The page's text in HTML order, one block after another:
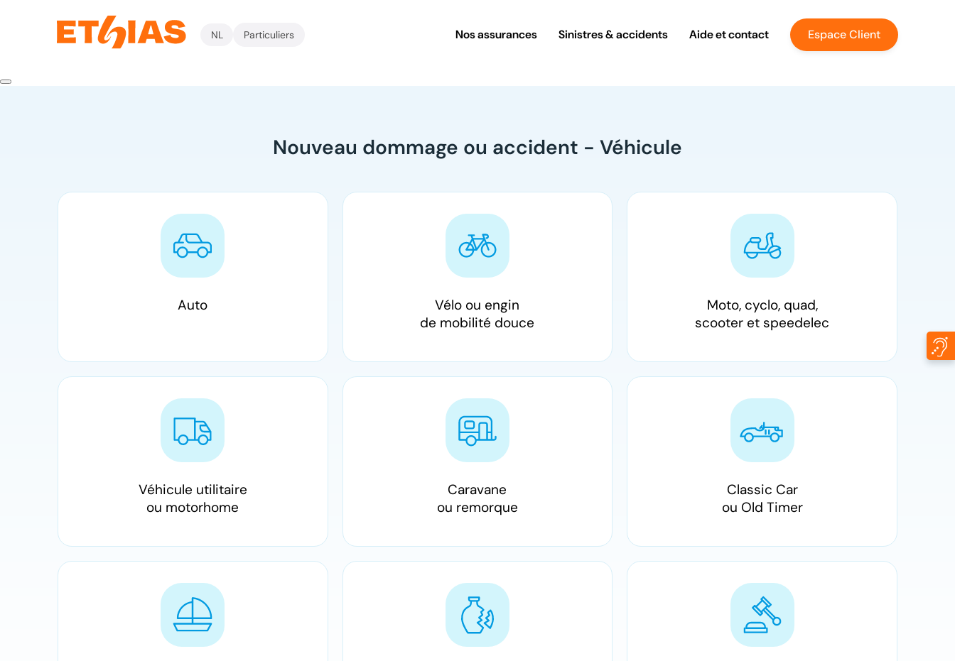
NL Particuliers Nos assurances Sinistres & accidents Aide et contact Espace Client
Nouveau dommage ou accident - Véhicule
Auto
Vélo ou engin
de mobilité douce
Moto, cyclo, quad,
scooter et speedelec
Véhicule utilitaire
ou motorhome
Caravane
ou remorque
Classic Car
ou Old Timer